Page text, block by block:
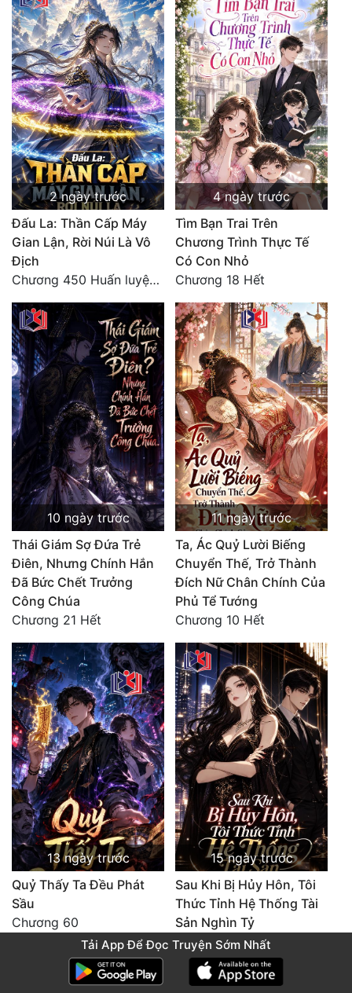
2 ngày trước
Đấu La: Thần Cấp Máy
Gian Lận, Rời Núi Là Vô
Địch
Chương 450 Huấn luyện thực chiến, Long Linh Cơ đối chiến bốn người Cổ Nguyệt và Vũ Lân!
4 ngày trước
Tìm Bạn Trai Trên
Chương Trình Thực Tế
Có Con Nhỏ
Chương 18 Hết
10 ngày trước
Thái Giám Sợ Đứa Trẻ
Điên, Nhưng Chính Hắn
Đã Bức Chết Trưởng
Công Chúa
Chương 21 Hết
11 ngày trước
Ta, Ác Quỷ Lười Biếng
Chuyển Thế, Trở Thành
Đích Nữ Chân Chính Của
Phủ Tể Tướng
Chương 10 Hết
13 ngày trước
Quỷ Thấy Ta Đều Phát
Sầu
Chương 60
15 ngày trước
Sau Khi Bị Hủy Hôn, Tôi
Thức Tỉnh Hệ Thống Tài
Sản Nghìn Tỷ
Tải App Để Đọc Truyện Sớm Nhất